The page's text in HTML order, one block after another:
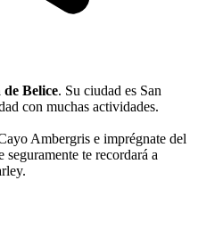
Belice. Su ciudad es San
con muchas actividades.
Ambergris e imprégnate del
te recordará a